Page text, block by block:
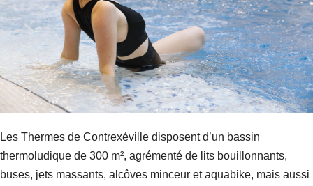
Les Thermes de Contrexéville disposent d’un bassin
thermoludique de 300 m², agrémenté de lits bouillonnants,
buses, jets massants, alcôves minceur et aquabike, mais aussi